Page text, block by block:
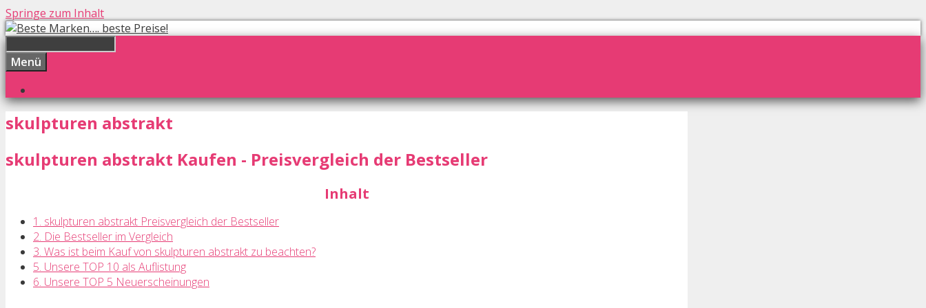
Springe zum Inhalt
Menü
skulpturen abstrakt
skulpturen abstrakt Kaufen - Preisvergleich der Bestseller
Inhalt
1. skulpturen abstrakt Preisvergleich der Bestseller
2. Die Bestseller im Vergleich
3. Was ist beim Kauf von skulpturen abstrakt zu beachten?
5. Unsere TOP 10 als Auflistung
6. Unsere TOP 5 Neuerscheinungen